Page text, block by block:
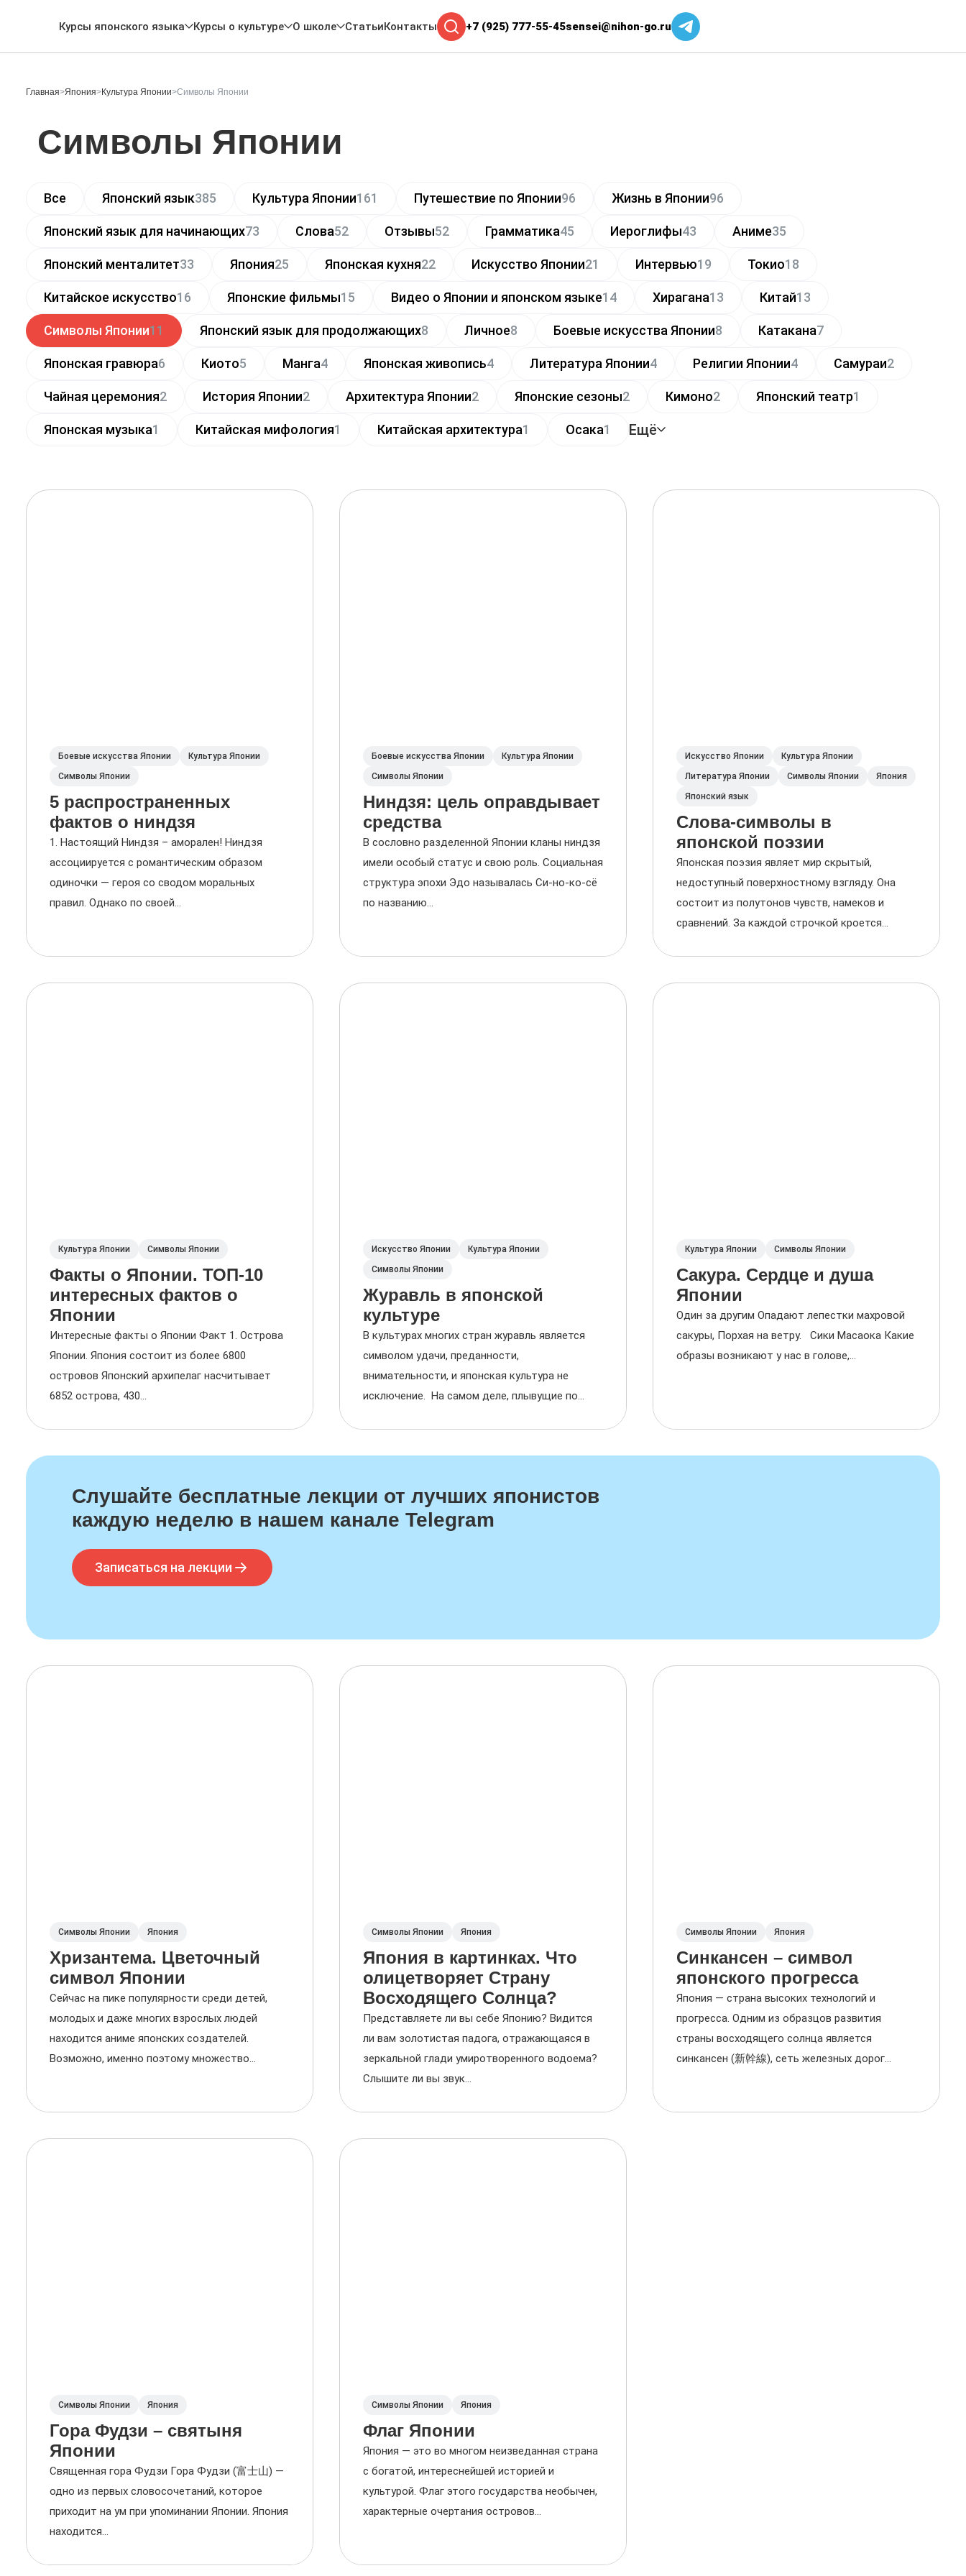
Курсы японского языка Курсы о культуре О школе СтатьиКонтакты +7 (925) 777-55-45sensei@nihon-go.ru
Главная>Япония>Культура Японии>Символы Японии
Символы Японии
Все Японский язык385 Культура Японии161 Путешествие по Японии96 Жизнь в Японии96
Японский язык для начинающих73 Слова52 Отзывы52 Грамматика45 Иероглифы43 Аниме35
Японский менталитет33 Япония25 Японская кухня22 Искусство Японии21 Интервью19 Токио18
Китайское искусство16 Японские фильмы15 Видео о Японии и японском языке14 Хирагана13 Китай13
Символы Японии11 Японский язык для продолжающих8 Личное8 Боевые искусства Японии8 Катакана7
Японская гравюра6 Киото5 Манга4 Японская живопись4 Литература Японии4 Религии Японии4 Самураи2
Чайная церемония2 История Японии2 Архитектура Японии2 Японские сезоны2 Кимоно2 Японский театр1
Японская музыка1 Китайская мифология1 Китайская архитектура1 Осака1 Ещё
Боевые искусства Японии
Культура Японии
Символы Японии
5 распространенных
фактов о ниндзя
1. Настоящий Ниндзя – аморален! Ниндзя
ассоциируется с романтическим образом
одиночки — героя со сводом моральных
правил. Однако по своей...
Боевые искусства Японии
Культура Японии
Символы Японии
Ниндзя: цель оправдывает
средства
В сословно разделенной Японии кланы ниндзя
имели особый статус и свою роль. Социальная
структура эпохи Эдо называлась Си-но-ко-сё
по названию...
Искусство Японии
Культура Японии
Литература Японии
Символы Японии
Япония
Японский язык
Слова-символы в
японской поэзии
Японская поэзия являет мир скрытый,
недоступный поверхностному взгляду. Она
состоит из полутонов чувств, намеков и
сравнений. За каждой строчкой кроется...
Культура Японии Символы Японии
Факты о Японии. ТОП-10
интересных фактов о
Японии
Интересные факты о Японии Факт 1. Острова
Японии. Япония состоит из более 6800
островов Японский архипелаг насчитывает
6852 острова, 430...
Искусство Японии
Культура Японии
Символы Японии
Журавль в японской
культуре
В культурах многих стран журавль является
символом удачи, преданности,
внимательности, и японская культура не
исключение. На самом деле, плывущие по...
Культура Японии Символы Японии
Сакура. Сердце и душа
Японии
Один за другим Опадают лепестки махровой
сакуры, Порхая на ветру. Сики Масаока Какие
образы возникают у нас в голове,...
Слушайте бесплатные лекции от лучших японистов
каждую неделю в нашем канале Telegram
Записаться на лекции
Символы Японии Япония
Хризантема. Цветочный
символ Японии
Сейчас на пике популярности среди детей,
молодых и даже многих взрослых людей
находится аниме японских создателей.
Возможно, именно поэтому множество...
Символы Японии Япония
Япония в картинках. Что
олицетворяет Страну
Восходящего Солнца?
Представляете ли вы себе Японию? Видится
ли вам золотистая падога, отражающаяся в
зеркальной глади умиротворенного водоема?
Слышите ли вы звук...
Символы Японии Япония
Синкансен – символ
японского прогресса
Япония — страна высоких технологий и
прогресса. Одним из образцов развития
страны восходящего солнца является
синкансен (新幹線), сеть железных дорог...
Символы Японии Япония
Гора Фудзи – святыня
Японии
Священная гора Фудзи Гора Фудзи (富士山) —
одно из первых словосочетаний, которое
приходит на ум при упоминании Японии. Япония
находится...
Символы Японии Япония
Флаг Японии
Япония — это во многом неизведанная страна
с богатой, интереснейшей историей и
культурой. Флаг этого государства необычен,
характерные очертания островов...